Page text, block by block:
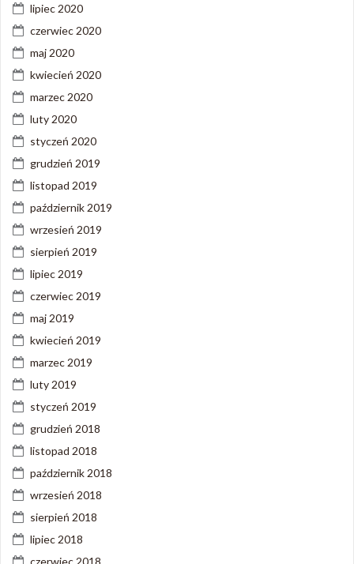
lipiec 2020
czerwiec 2020
maj 2020
kwiecień 2020
marzec 2020
luty 2020
styczeń 2020
grudzień 2019
listopad 2019
październik 2019
wrzesień 2019
sierpień 2019
lipiec 2019
czerwiec 2019
maj 2019
kwiecień 2019
marzec 2019
luty 2019
styczeń 2019
grudzień 2018
listopad 2018
październik 2018
wrzesień 2018
sierpień 2018
lipiec 2018
czerwiec 2018